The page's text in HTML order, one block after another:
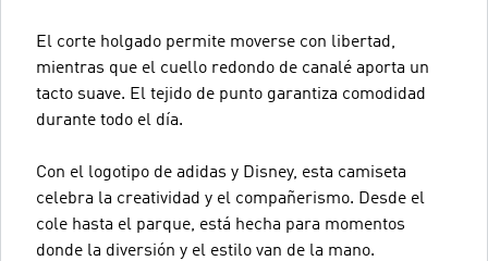
El corte holgado permite moverse con libertad,
mientras que el cuello redondo de canalé aporta un
tacto suave. El tejido de punto garantiza comodidad
durante todo el día.
Con el logotipo de adidas y Disney, esta camiseta
celebra la creatividad y el compañerismo. Desde el
cole hasta el parque, está hecha para momentos
donde la diversión y el estilo van de la mano.